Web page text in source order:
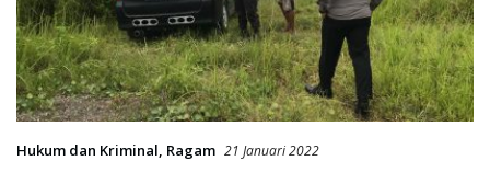
Hukum dan Kriminal, Ragam 21 Januari 2022